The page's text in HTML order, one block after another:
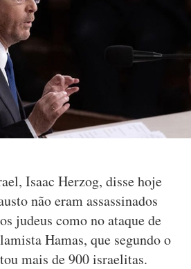
Isaac Herzog, disse hoje
não eram assassinados
judeus como no ataque de
Hamas, que segundo o
mais de 900 israelitas.